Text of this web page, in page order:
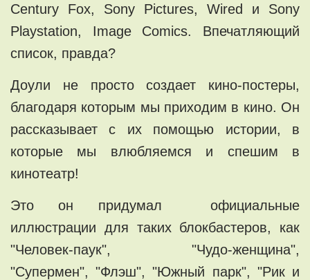
Century Fox, Sony Pictures, Wired и Sony
Playstation, Image Comics. Впечатляющий
список, правда?
Доули не просто создает кино-постеры,
благодаря которым мы приходим в кино. Он
рассказывает с их помощью истории, в
которые мы влюбляемся и спешим в
кинотеатр!
Это он придумал официальные
иллюстрации для таких блокбастеров, как
"Человек-паук", "Чудо-женщина",
"Супермен", "Флэш", "Южный парк", "Рик и